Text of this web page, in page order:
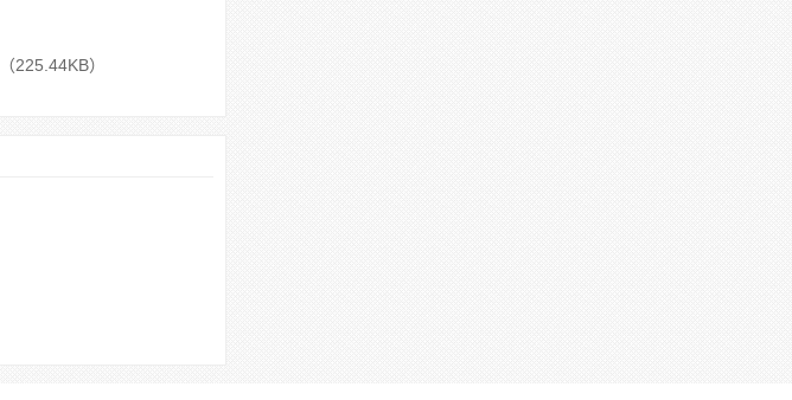
（225.44KB）